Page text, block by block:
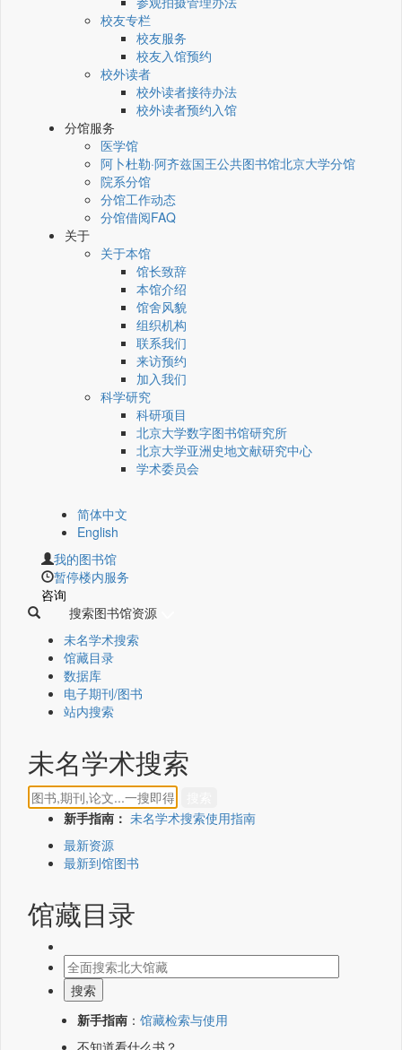
校友专栏
校友服务
校友入馆预约
校外读者
校外读者接待办法
校外读者预约入馆
分馆服务
医学馆
阿卜杜勒·阿齐兹国王公共图书馆北京大学分馆
院系分馆
分馆工作动态
分馆借阅FAQ
关于
关于本馆
馆长致辞
本馆介绍
馆舍风貌
组织机构
联系我们
来访预约
加入我们
科学研究
科研项目
北京大学数字图书馆研究所
北京大学亚洲史地文献研究中心
学术委员会
简体中文
English
我的图书馆
暂停楼内服务
咨询
搜索图书馆资源
未名学术搜索
馆藏目录
数据库
电子期刊/图书
站内搜索
未名学术搜索
新手指南： 未名学术搜索使用指南
最新资源
最新到馆图书
馆藏目录
新手指南 ： 馆藏检索与使用